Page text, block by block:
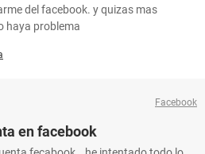
del facebook. y quizas mas
haya problema
Facebook
en facebook